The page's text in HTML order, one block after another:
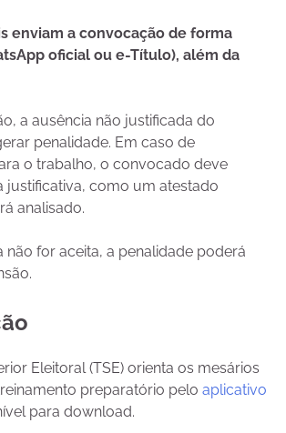
enviam a convocação de forma
oficial ou e-Título), além da
a ausência não justificada do
penalidade. Em caso de
o trabalho, o convocado deve
justificativa, como um atestado
analisado.
não for aceita, a penalidade poderá
Eleitoral (TSE) orienta os mesários
preparatório pelo aplicativo
para download.